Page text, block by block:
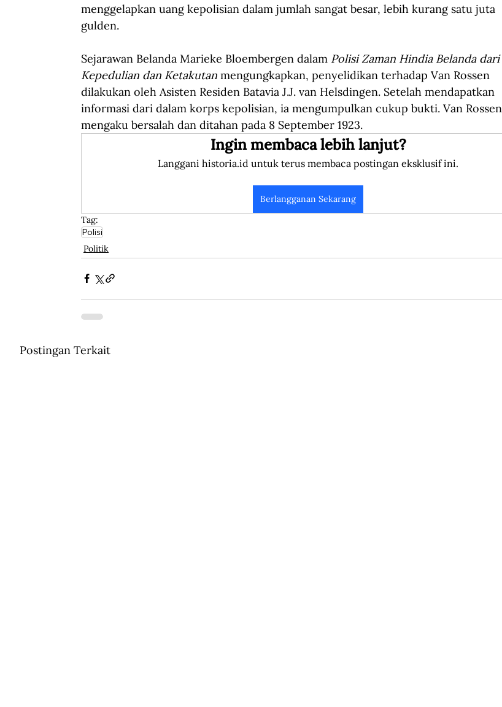
menggelapkan uang kepolisian dalam jumlah sangat besar, lebih kurang satu juta
gulden.
Sejarawan Belanda Marieke Bloembergen dalam Polisi Zaman Hindia Belanda dari
Kepedulian dan Ketakutan mengungkapkan, penyelidikan terhadap Van Rossen
dilakukan oleh Asisten Residen Batavia J.J. van Helsdingen. Setelah mendapatkan
informasi dari dalam korps kepolisian, ia mengumpulkan cukup bukti. Van Rossen
mengaku bersalah dan ditahan pada 8 September 1923.
Ingin membaca lebih lanjut?
Langgani historia.id untuk terus membaca postingan eksklusif ini.
Berlangganan Sekarang
Tag:
Polisi
Politik
Postingan Terkait